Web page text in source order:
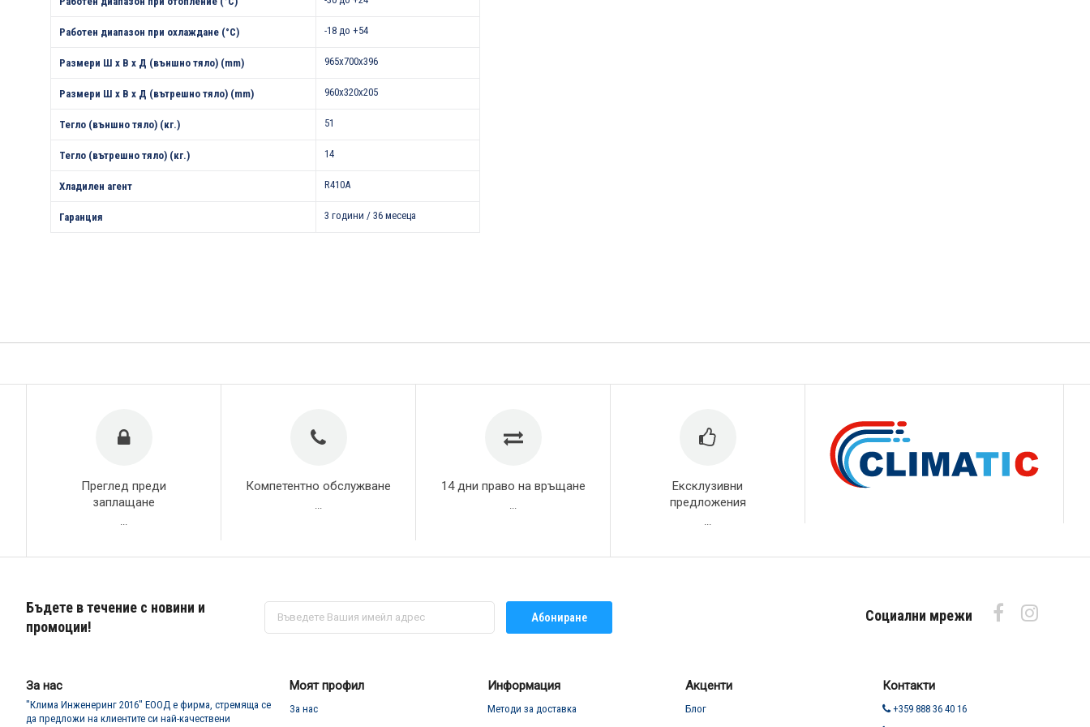
Работен диапазон при охлаждане (°С) -18 до +54
Размери Ш х В х Д (външно тяло) (mm) 965x700x396
Размери Ш х В х Д (вътрешно тяло) (mm) 960x320x205
Тегло (външно тяло) (кг.) 51
Тегло (вътрешно тяло) (кг.) 14
Хладилен агент R410A
Гаранция 3 години / 36 месеца
Преглед преди
заплащане
Компетентно обслужване 14 дни право на връщане
Ексклузивни
предложения
Бъдете в течение с новини и
промоции!
Абонирай
за
Абониране Социални мрежи
За нас
"Клима Инженеринг 2016" ЕООД е фирма, стремяща се
да предложи на клиентите си най-качествени
Моят профил
За нас
Информация
Методи за доставка
Акценти
Блог
Контакти
+359 888 36 40 16